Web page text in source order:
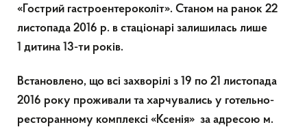
«Гострий гастроентероколіт». Станом на ранок 22
листопада 2016 р. в стаціонарі залишилась лише
1 дитина 13-ти років.
Встановлено, що всі захворілі з 19 по 21 листопада
2016 року проживали та харчувались у готельно-
ресторанному комплексі «Ксенія» за адресою м.